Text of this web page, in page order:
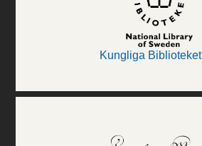
Kungliga Biblioteket